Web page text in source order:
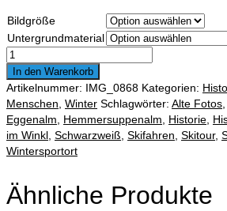
€324,50
Bildgröße
Untergrundmaterial
Hemmersuppenalm
Aufstieg
zum
Straubinger
Haus
Menge
In den Warenkorb
Artikelnummer: IMG_0868 Kategorien:
Menschen Winter Schlagwörter: Alte Fotos
Eggenalm
Hemmersuppenalm Historie
im Winkl Schwarzweiß Skifahren Skitour,
Wintersportort
Ähnliche Produkte